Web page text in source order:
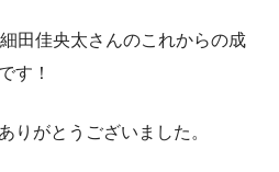
田佳央太さんのこれからの成
す！
りがとうございました。